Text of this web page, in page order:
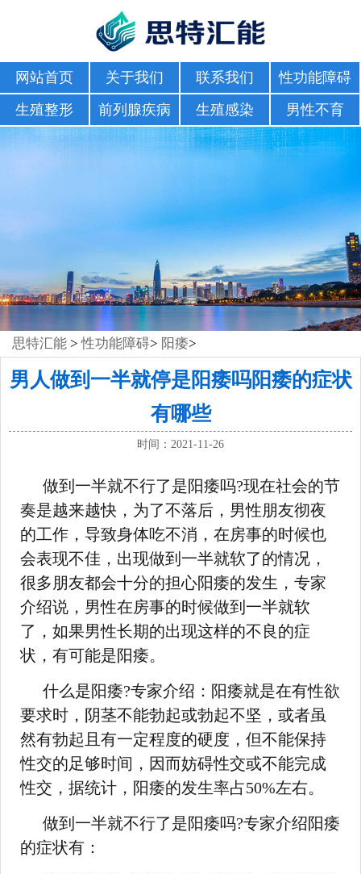
网站首页 关于我们 联系我们
性功能障碍
生殖整形
前列腺疾病 生殖感染 男性不育
思特汇能 >性功能障碍> 阳痿>
男人做到一半就停是阳痿吗阳痿的症状
有哪些
时间：2021-11-26
做到一半就不行了是阳痿吗?现在社会的节
奏是越来越快，为了不落后，男性朋友彻夜
的工作，导致身体吃不消，在房事的时候也
会表现不佳，出现做到一半就软了的情况，
很多朋友都会十分的担心阳痿的发生，专家
介绍说，男性在房事的时候做到一半就软
了，如果男性长期的出现这样的不良的症
状，有可能是阳痿。
什么是阳痿?专家介绍：阳痿就是在有性欲
要求时，阴茎不能勃起或勃起不坚，或者虽
然有勃起且有一定程度的硬度，但不能保持
性交的足够时间，因而妨碍性交或不能完成
性交，据统计，阳痿的发生率占50%左右。
做到一半就不行了是阳痿吗?专家介绍阳痿
的症状有：